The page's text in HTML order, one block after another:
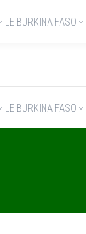
LE BURKINA FASO
LE BURKINA FASO